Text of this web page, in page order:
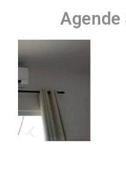
Agende